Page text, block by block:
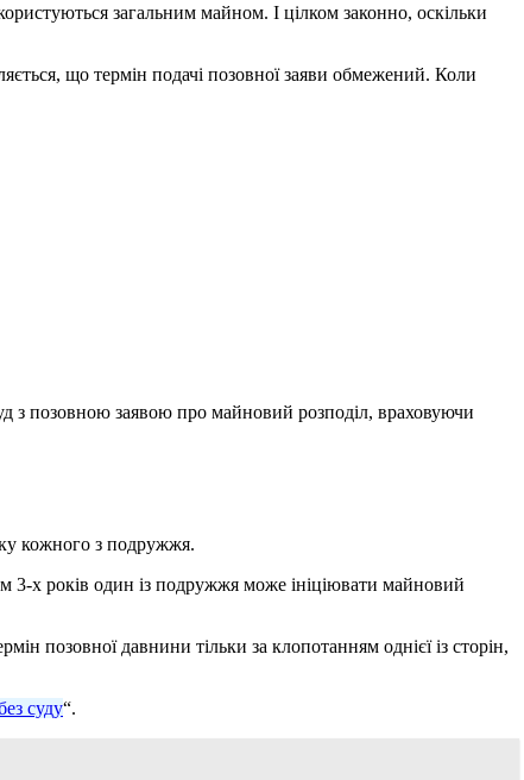
загальним майном. І цілком законно, оскільки
що термін подачі позовної заяви обмежений. Коли
з позовною заявою про майновий розподіл, враховуючи
кожного з подружжя.
3-х років один із подружжя може ініціювати майновий
позовної давнини тільки за клопотанням однієї із сторін,
суду“.